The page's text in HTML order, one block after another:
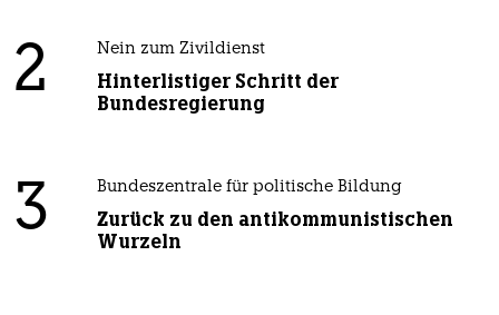
2 Nein zum Zivildienst
Hinterlistiger Schritt der
Bundesregierung
3 Bundeszentrale für politische Bildung
Zurück zu den antikommunistischen
Wurzeln